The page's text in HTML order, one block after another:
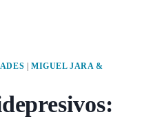
|MIGUEL JARA &